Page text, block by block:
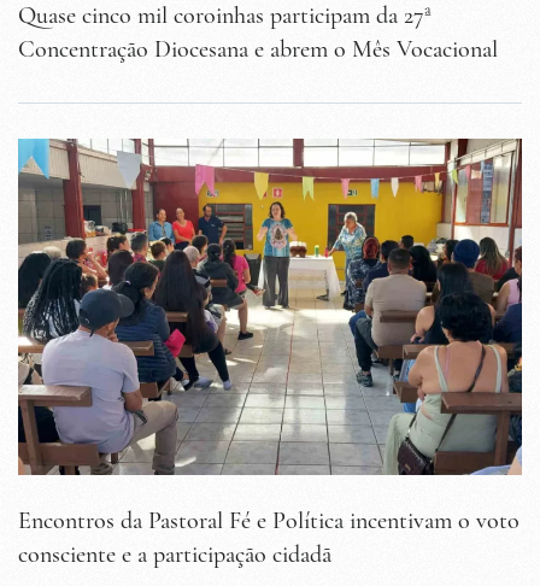
Quase cinco mil coroinhas participam da 27ª
Concentração Diocesana e abrem o Mês Vocacional
Encontros da Pastoral Fé e Política incentivam o voto
consciente e a participação cidadã